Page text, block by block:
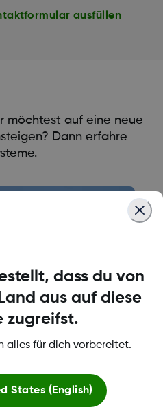
ausfüllen
möchtest auf eine neue
Dann erfahre
kennen
die Sensoren von
dir helfen können,
zu verstehen und
dass du von
aus auf diese
zugreifst.
alles für dich vorbereitet.
States (English)